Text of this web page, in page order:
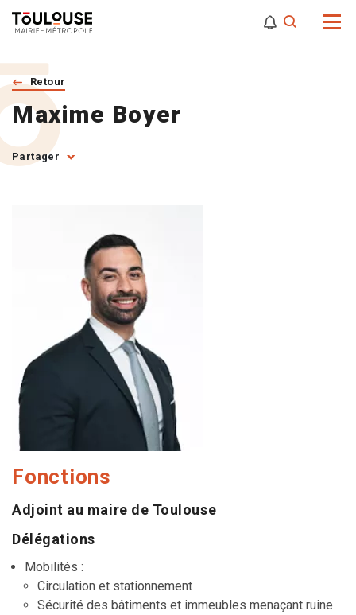
Retour
Maxime Boyer
Partager
Fonctions
Adjoint au maire de Toulouse
Délégations
Mobilités :
Circulation et stationnement
Sécurité des bâtiments et immeubles menaçant ruine